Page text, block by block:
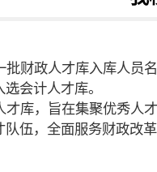
批财政人才库入库人员
会计人才库。
才库，旨在集聚优秀人
伍，全面服务财政改